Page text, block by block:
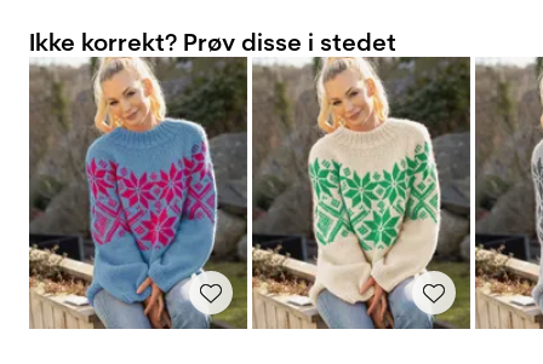
Ikke korrekt? Prøv disse i stedet